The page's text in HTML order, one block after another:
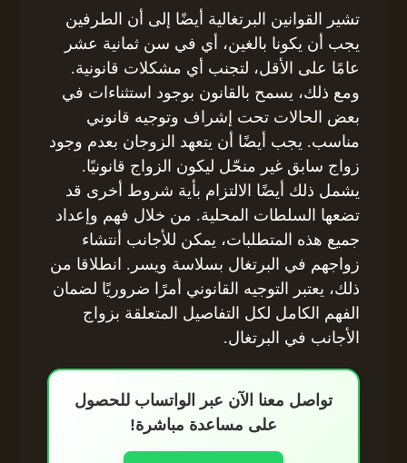
تشير القوانين البرتغالية أيضًا إلى أن الطرفين
يجب أن يكونا بالغين، أي في سن ثمانية عشر
عامًا على الأقل، لتجنب أي مشكلات قانونية.
ومع ذلك، يسمح بالقانون بوجود استثناءات في
بعض الحالات تحت إشراف وتوجيه قانوني
مناسب. يجب أيضًا أن يتعهد الزوجان بعدم وجود
زواج سابق غير منحّل ليكون الزواج قانونيًا.
يشمل ذلك أيضًا الالتزام بأية شروط أخرى قد
تضعها السلطات المحلية. من خلال فهم وإعداد
جميع هذه المتطلبات، يمكن للأجانب أنتشاء
زواجهم في البرتغال بسلاسة ويسر. انطلاقا من
ذلك، يعتبر التوجيه القانوني أمرًا ضروريًا لضمان
الفهم الكامل لكل التفاصيل المتعلقة بزواج
الأجانب في البرتغال.
تواصل معنا الآن عبر الواتساب للحصول
على مساعدة مباشرة!